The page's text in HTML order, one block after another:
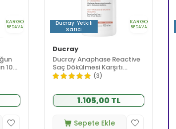
KARGO
BEDAVA
100
Ducray Yetkili
Satıcı
KARGO
BEDAVA
Ducray
Ducray Anaphase Reactive
Saç Dökülmesi Karşıtı
Şampuan 400 ml
(3)
1.105,00 TL
Sepete Ekle